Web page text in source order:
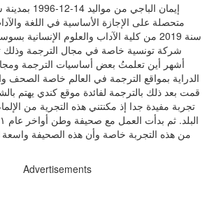
إيمان الباجي
متحصلة على الإجازة الأساسية في اللغة
سنة 2019 من كلية الآداب والعلوم
شركة تونسية خاصة في مجال الترجمة وذلك
أشهر أين تعلمتُ بعض أساسيات الترجمة
الدراية بمواقع الترجمة في العالم خاصة الصحف
قمت بعد ذلك بالترجمة لفائدة موقع كندي يهتم
تجربة مفيدة جدا إذ مكنتني هذه التجرية من
من هذه التجربة خاصة وأن هذه الصحيفة واسعة
Advertisements